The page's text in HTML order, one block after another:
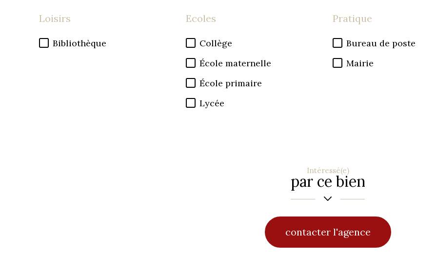
Loisirs
Bibliothèque
Ecoles
Collège
École maternelle
École primaire
Lycée
Pratique
Bureau de poste
Mairie
Intéressé(e)
par ce bien
contacter l'agence